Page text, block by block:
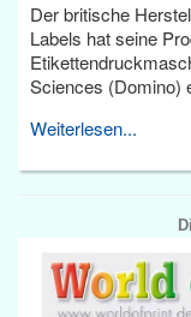
Der britische
Labels hat seine
Sciences (Domino)
Weiterlesen...